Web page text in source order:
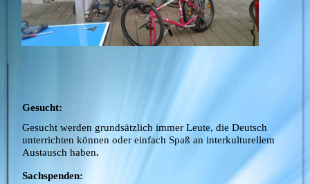
Gesucht:
Gesucht werden grundsätzlich immer Leute, die Deutsch
unterrichten können oder einfach Spaß an interkulturellem
Austausch haben.
Sachspenden: